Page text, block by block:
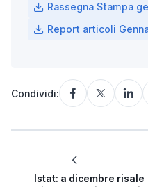
Rassegna Stampa
Report articoli
Condividi:
Istat: a dicembre risale